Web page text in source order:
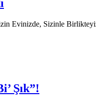
Evinizde, Sizinle
Şık”!